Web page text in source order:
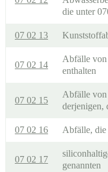
die unter
07 02 13
07 02 14
Abfälle von
enthalten
07 02 15
Abfälle von
derjenigen,
07 02 16 Abfälle, die
07 02 17
genannten